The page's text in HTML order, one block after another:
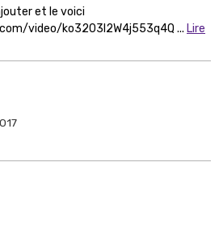
et le voici
video/ko3203l2W4j553q4Q ... Lire